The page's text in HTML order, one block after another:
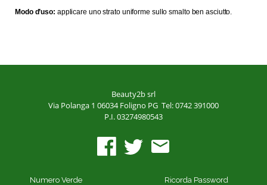
Modo d’uso: applicare uno strato uniforme sullo smalto ben asciutto.
Beauty2b srl
Via Polanga 1 06034 Foligno PG Tel: 0742 391000
P.I. 03274980543
Numero Verde
Ricorda Password